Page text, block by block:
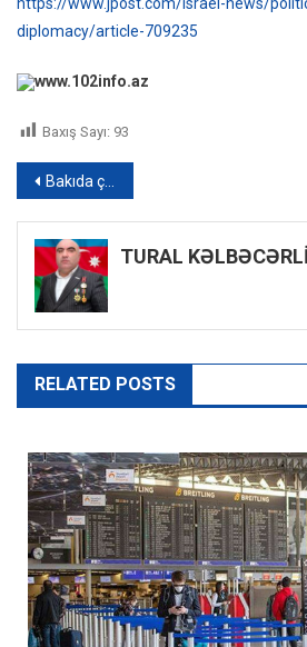
diplomacy/article-709235
www.102info.az
Baxış Sayı: 93
Yazı
naviqasiyası
Bakıda çoxmərətəbəli yaşayış binası yanır
TURAL KƏLBƏCƏRLİ
RELATED POSTS